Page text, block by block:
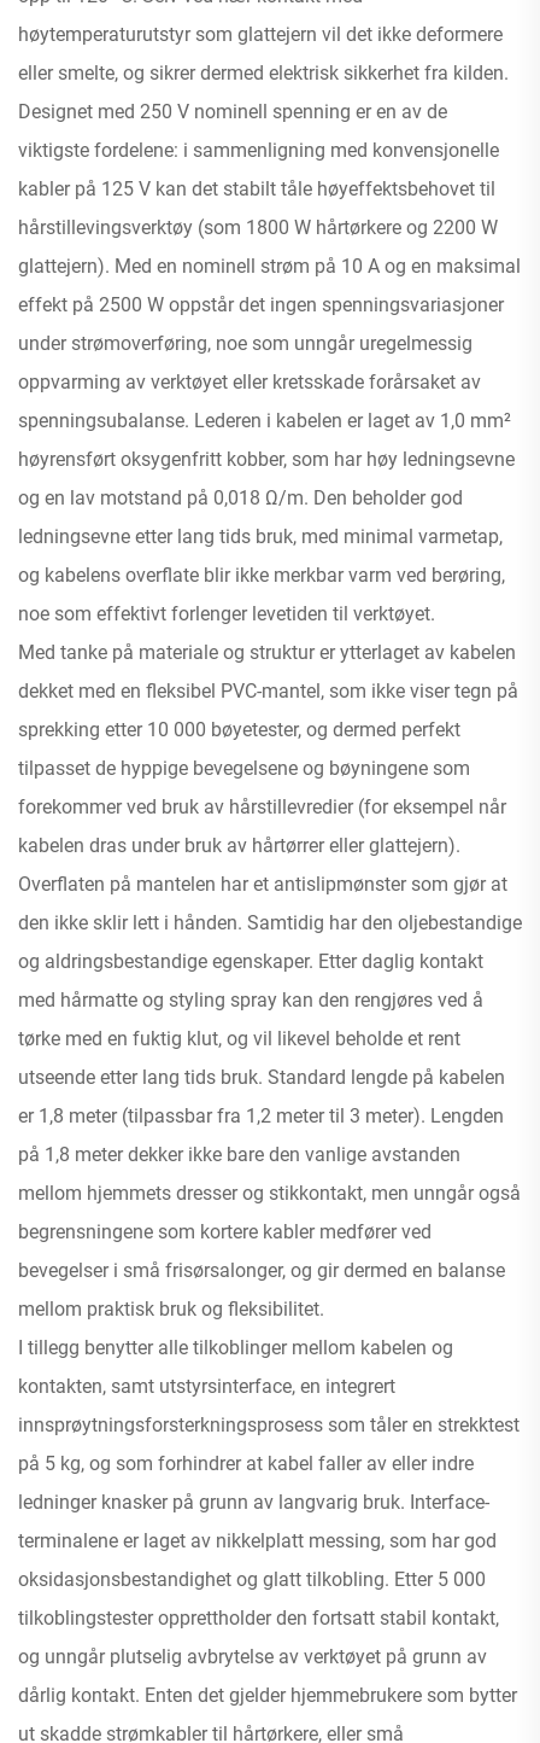
høytemperaturutstyr som glattejern vil det ikke deformere
eller smelte, og sikrer dermed elektrisk sikkerhet fra kilden.
Designet med 250 V nominell spenning er en av de
viktigste fordelene: i sammenligning med konvensjonelle
kabler på 125 V kan det stabilt tåle høyeffektsbehovet til
hårstillevingsverktøy (som 1800 W hårtørkere og 2200 W
glattejern). Med en nominell strøm på 10 A og en maksimal
effekt på 2500 W oppstår det ingen spenningsvariasjoner
under strømoverføring, noe som unngår uregelmessig
oppvarming av verktøyet eller kretsskade forårsaket av
spenningsubalanse. Lederen i kabelen er laget av 1,0 mm²
høyrensført oksygenfritt kobber, som har høy ledningsevne
og en lav motstand på 0,018 Ω/m. Den beholder god
ledningsevne etter lang tids bruk, med minimal varmetap,
og kabelens overflate blir ikke merkbar varm ved berøring,
noe som effektivt forlenger levetiden til verktøyet.
Med tanke på materiale og struktur er ytterlaget av kabelen
dekket med en fleksibel PVC-mantel, som ikke viser tegn på
sprekking etter 10 000 bøyetester, og dermed perfekt
tilpasset de hyppige bevegelsene og bøyningene som
forekommer ved bruk av hårstillevredier (for eksempel når
kabelen dras under bruk av hårtørrer eller glattejern).
Overflaten på mantelen har et antislipmønster som gjør at
den ikke sklir lett i hånden. Samtidig har den oljebestandige
og aldringsbestandige egenskaper. Etter daglig kontakt
med hårmatte og styling spray kan den rengjøres ved å
tørke med en fuktig klut, og vil likevel beholde et rent
utseende etter lang tids bruk. Standard lengde på kabelen
er 1,8 meter (tilpassbar fra 1,2 meter til 3 meter). Lengden
på 1,8 meter dekker ikke bare den vanlige avstanden
mellom hjemmets dresser og stikkontakt, men unngår også
begrensningene som kortere kabler medfører ved
bevegelser i små frisørsalonger, og gir dermed en balanse
mellom praktisk bruk og fleksibilitet.
I tillegg benytter alle tilkoblinger mellom kabelen og
kontakten, samt utstyrsinterface, en integrert
innsprøytningsforsterkningsprosess som tåler en strekktest
på 5 kg, og som forhindrer at kabel faller av eller indre
ledninger knasker på grunn av langvarig bruk. Interface-
terminalene er laget av nikkelplatt messing, som har god
oksidasjonsbestandighet og glatt tilkobling. Etter 5 000
tilkoblingstester opprettholder den fortsatt stabil kontakt,
og unngår plutselig avbrytelse av verktøyet på grunn av
dårlig kontakt. Enten det gjelder hjemmebrukere som bytter
ut skadde strømkabler til hårtørkere, eller små